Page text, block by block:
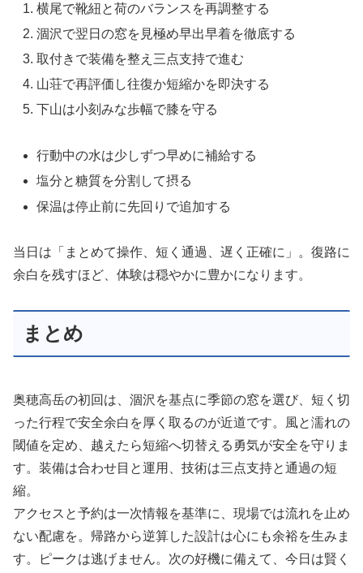
横尾で靴紐と荷のバランスを再調整する
涸沢で翌日の窓を見極め早出早着を徹底する
取付きで装備を整え三点支持で進む
山荘で再評価し往復か短縮かを即決する
下山は小刻みな歩幅で膝を守る
行動中の水は少しずつ早めに補給する
塩分と糖質を分割して摂る
保温は停止前に先回りで追加する
当日は「まとめて操作、短く通過、遅く正確に」。復路に
余白を残すほど、体験は穏やかに豊かになります。
まとめ
奥穂高岳の初回は、涸沢を基点に季節の窓を選び、短く切
った行程で安全余白を厚く取るのが近道です。風と濡れの
閾値を定め、越えたら短縮へ切替える勇気が安全を守りま
す。装備は合わせ目と運用、技術は三点支持と通過の短
縮。
アクセスと予約は一次情報を基準に、現場では流れを止め
ない配慮を。帰路から逆算した設計は心にも余裕を生みま
す。ピークは逃げません。次の好機に備えて、今日は賢く